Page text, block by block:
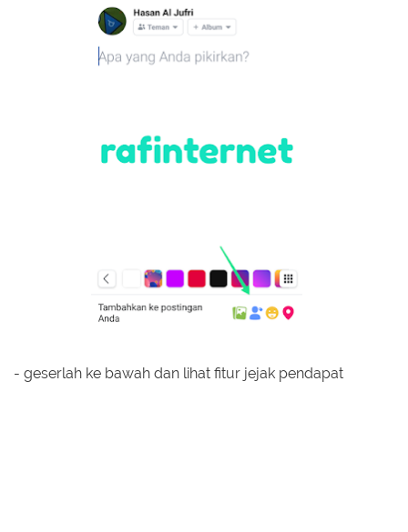
- geserlah ke bawah dan lihat fitur jejak pendapat